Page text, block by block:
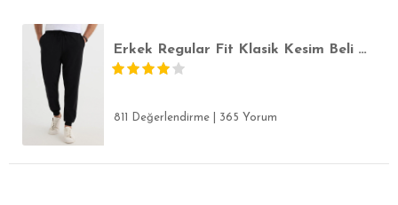
Erkek Regular Fit Klasik Kesim Beli Bağcıklı Jogger Cepli Lastikli Paça Siyah Eşofman Altı
811 Değerlendirme 365 Yorum